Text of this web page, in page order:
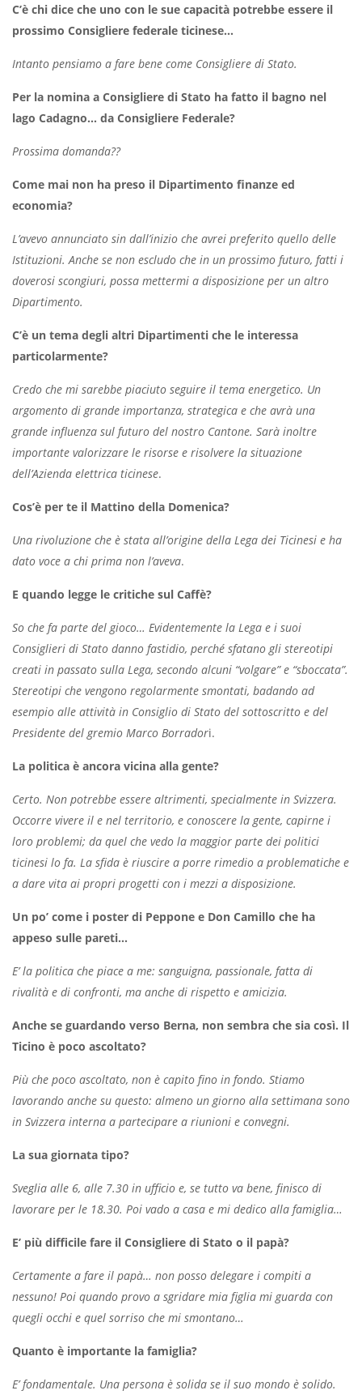
C’è chi dice che uno con le sue capacità potrebbe essere il
prossimo Consigliere federale ticinese…
Intanto pensiamo a fare bene come Consigliere di Stato.
Per la nomina a Consigliere di Stato ha fatto il bagno nel
lago Cadagno… da Consigliere Federale?
Prossima domanda??
Come mai non ha preso il Dipartimento finanze ed
economia?
L’avevo annunciato sin dall’inizio che avrei preferito quello delle
Istituzioni. Anche se non escludo che in un prossimo futuro, fatti i
doverosi scongiuri, possa mettermi a disposizione per un altro
Dipartimento.
C’è un tema degli altri Dipartimenti che le interessa
particolarmente?
Credo che mi sarebbe piaciuto seguire il tema energetico. Un
argomento di grande importanza, strategica e che avrà una
grande influenza sul futuro del nostro Cantone. Sarà inoltre
importante valorizzare le risorse e risolvere la situazione
dell’Azienda elettrica ticinese.
Cos’è per te il Mattino della Domenica?
Una rivoluzione che è stata all’origine della Lega dei Ticinesi e ha
dato voce a chi prima non l’aveva.
E quando legge le critiche sul Caffè?
So che fa parte del gioco… Evidentemente la Lega e i suoi
Consiglieri di Stato danno fastidio, perché sfatano gli stereotipi
creati in passato sulla Lega, secondo alcuni “volgare” e “sboccata”.
Stereotipi che vengono regolarmente smontati, badando ad
esempio alle attività in Consiglio di Stato del sottoscritto e del
Presidente del gremio Marco Borradori.
La politica è ancora vicina alla gente?
Certo. Non potrebbe essere altrimenti, specialmente in Svizzera.
Occorre vivere il e nel territorio, e conoscere la gente, capirne i
loro problemi; da quel che vedo la maggior parte dei politici
ticinesi lo fa. La sfida è riuscire a porre rimedio a problematiche e
a dare vita ai propri progetti con i mezzi a disposizione.
Un po’ come i poster di Peppone e Don Camillo che ha
appeso sulle pareti…
E’ la politica che piace a me: sanguigna, passionale, fatta di
rivalità e di confronti, ma anche di rispetto e amicizia.
Anche se guardando verso Berna, non sembra che sia così. Il
Ticino è poco ascoltato?
Più che poco ascoltato, non è capito fino in fondo. Stiamo
lavorando anche su questo: almeno un giorno alla settimana sono
in Svizzera interna a partecipare a riunioni e convegni.
La sua giornata tipo?
Sveglia alle 6, alle 7.30 in ufficio e, se tutto va bene, finisco di
lavorare per le 18.30. Poi vado a casa e mi dedico alla famiglia…
E’ più difficile fare il Consigliere di Stato o il papà?
Certamente a fare il papà… non posso delegare i compiti a
nessuno! Poi quando provo a sgridare mia figlia mi guarda con
quegli occhi e quel sorriso che mi smontano…
Quanto è importante la famiglia?
E’ fondamentale. Una persona è solida se il suo mondo è solido.